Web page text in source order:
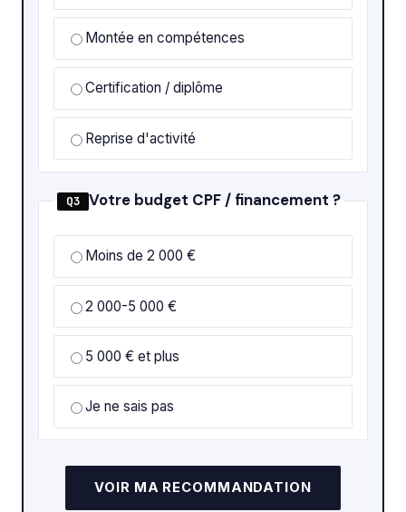
Montée en compétences
Certification / diplôme
Reprise d'activité
Q3 Votre budget CPF / financement ?
Moins de 2 000 €
2 000-5 000 €
5 000 € et plus
Je ne sais pas
VOIR MA RECOMMANDATION